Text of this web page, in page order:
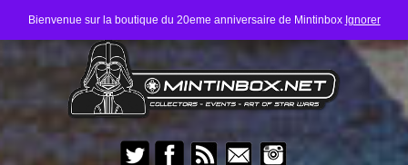
Bienvenue sur la boutique du 20eme anniversaire de Mintinbox Ignorer